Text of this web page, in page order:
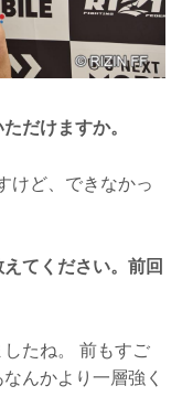
だけますか。
けど、できなかっ
てください。前回
たね。 前もすご
んかより一層強く